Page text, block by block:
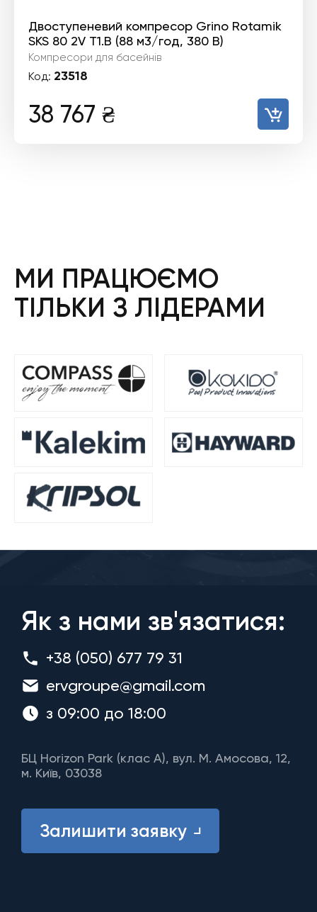
Двоступеневий компресор Grino Rotamik
SKS 80 2V T1.В (88 м3/год, 380 В)
Компресори для басейнів
Код: 23518
38 767 ₴
МИ ПРАЦЮЄМО
ТІЛЬКИ З ЛІДЕРАМИ
Як з нами зв'язатися:
+38 (050) 677 79 31
ervgroupe@gmail.com
з 09:00 до 18:00
БЦ Horizon Park (клас A), вул. М. Амосова, 12,
м. Київ, 03038
Залишити заявку